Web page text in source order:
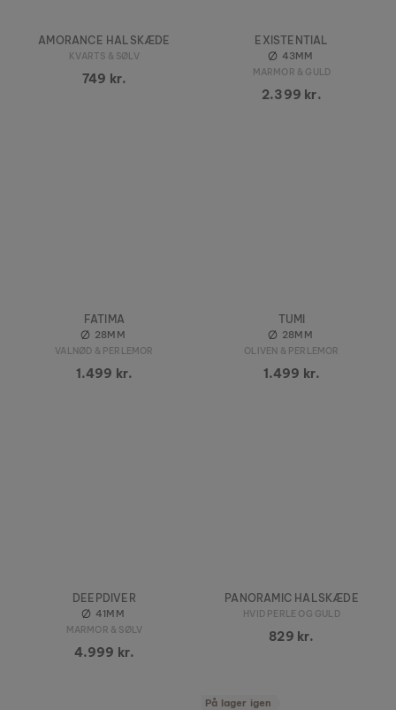
AMORANCE HALSKÆDE
KVARTS & SØLV
749 kr.
EXISTENTIAL
43MM
MARMOR & GULD
2.399 kr.
FATIMA
28MM
VALNØD & PERLEMOR
1.499 kr.
TUMI
28MM
OLIVEN & PERLEMOR
1.499 kr.
DEEPDIVER
41MM
MARMOR & SØLV
4.999 kr.
PANORAMIC HALSKÆDE
HVID PERLE OG GULD
829 kr.
På lager igen